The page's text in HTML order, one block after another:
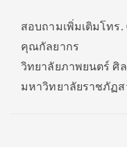
สอบถามเพิ่มเติมโทร.
คุณกัลยากร
วิทยาลัยภาพยนตร์ ศิ
มหาวิทยาลัยราชภัฏ